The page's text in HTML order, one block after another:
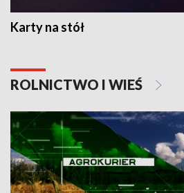
Karty na stół
ROLNICTWO I WIEŚ